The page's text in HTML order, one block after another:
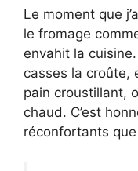
Le moment que
le fromage
envahit la
casses la croûte,
pain croustillant,
chaud. C’est
réconfortants